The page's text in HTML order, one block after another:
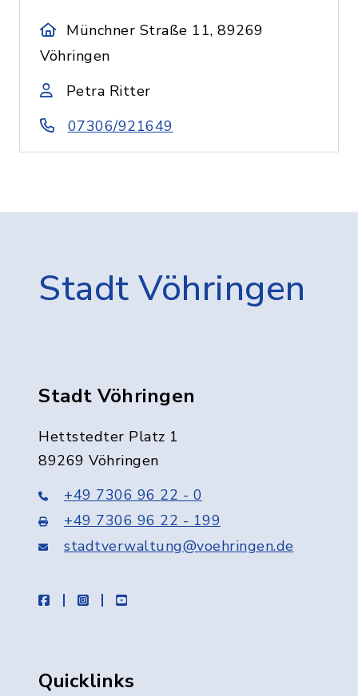
Münchner Straße 11, 89269
Vöhringen
Petra Ritter
07306/921649
Stadt Vöhringen
Stadt Vöhringen
Hettstedter Platz 1
89269 Vöhringen
+49 7306 96 22 - 0
+49 7306 96 22 - 199
stadtverwaltung@voehringen.de
facebookinstagramyoutube
Quicklinks